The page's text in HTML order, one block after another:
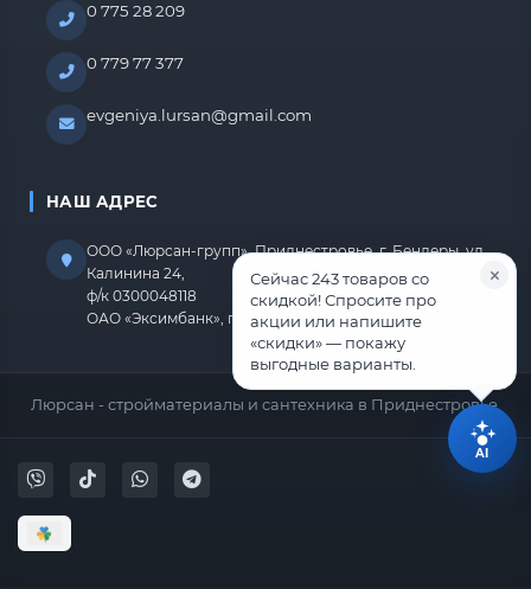
0 775 28 209
0 779 77 377
evgeniya.lursan@gmail.com
НАШ АДРЕС
ООО «Люрсан-групп», Приднестровье, г. Бендеры, ул.
Калинина 24,
ф/к 0300048118
ОАО «Эксимбанк», г.Бендеры, р/с 2212670000000818
Люрсан - стройматериалы и сантехника в Приднестровье.
Сейчас 243 товаров со
скидкой! Спросите про
акции или напишите
«скидки» — покажу
выгодные варианты.
AI